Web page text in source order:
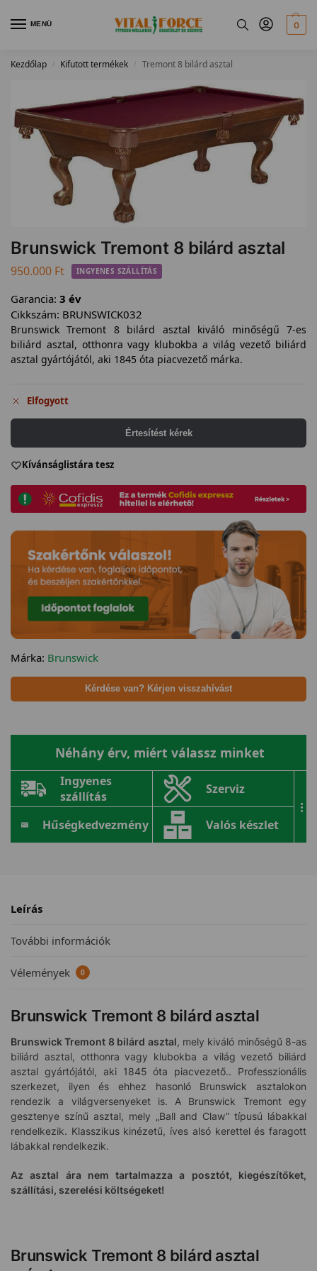
MENÜ 0
Kezdőlap / Kifutott termékek / Tremont 8 bilárd asztal
Brunswick Tremont 8 bilárd asztal
950.000 Ft INGYENES SZÁLLÍTÁS
Garancia: 3 év
Cikkszám: BRUNSWICK032
Brunswick Tremont 8 bilárd asztal kiváló minőségű 7-es
biliárd asztal, otthonra vagy klubokba a világ vezető biliárd
asztal gyártójától, aki 1845 óta piacvezető márka.
Elfogyott
Értesítést kérek
Kívánságlistára tesz
Márka: Brunswick
Kérdése van? Kérjen visszahívást
Néhány érv, miért válassz minket
Ingyenes
szállítás
Szerviz
Hűségkedvezmény Valós készlet
...
Leírás
További információk
Vélemények 0
Brunswick Tremont 8 bilárd asztal
Brunswick Tremont 8 bilárd asztal, mely kiváló minőségű 8-as
biliárd asztal, otthonra vagy klubokba a világ vezető biliárd
asztal gyártójától, aki 1845 óta piacvezető.. Professzionális
szerkezet, ilyen és ehhez hasonló Brunswick asztalokon
rendezik a világversenyeket is. A Brunswick Tremont egy
gesztenye színű asztal, mely „Ball and Claw” típusú lábakkal
rendelkezik. Klasszikus kinézetű, íves alsó kerettel és faragott
lábakkal rendelkezik.
Az asztal ára nem tartalmazza a posztót, kiegészítőket,
szállítási, szerelési költségeket!
Brunswick Tremont 8 bilárd asztal